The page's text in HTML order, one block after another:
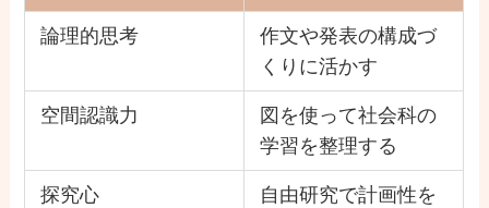
論理的思考
作文や発表の構成づ
くりに活かす
空間認識力
図を使って社会科の
学習を整理する
探究心 自由研究で計画性を